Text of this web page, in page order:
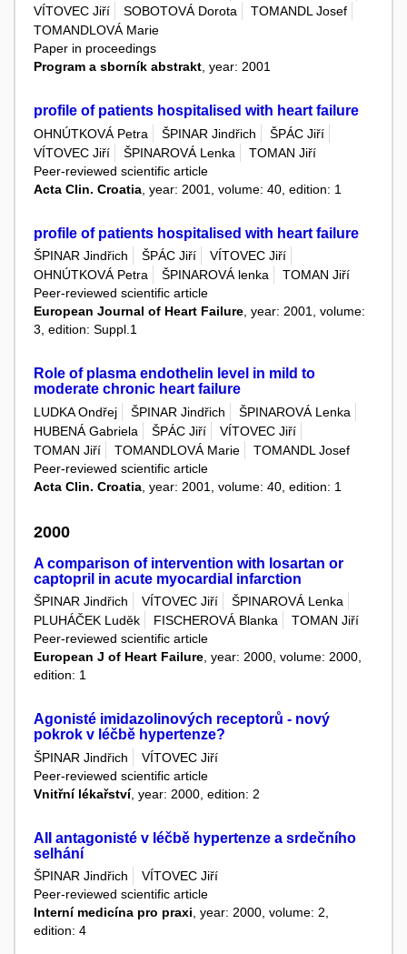
VÍTOVEC Jiří
SOBOTOVÁ Dorota
TOMANDL Josef
TOMANDLOVÁ Marie
Paper in proceedings
Program a sborník abstrakt, year: 2001
profile of patients hospitalised with heart failure
OHNÚTKOVÁ Petra ŠPINAR Jindřich
ŠPÁC Jiří
VÍTOVEC Jiří
ŠPINAROVÁ Lenka
TOMAN Jiří
Peer-reviewed scientific article
Acta Clin. Croatia , year: 2001, volume: 40, edition: 1
profile of patients hospitalised with heart failure
ŠPINAR Jindřich ŠPÁC Jiří
VÍTOVEC Jiří
OHNÚTKOVÁ Petra
ŠPINAROVÁ lenka
TOMAN Jiří
Peer-reviewed scientific article
European Journal of Heart Failure, year: 2001, volume:
3, edition: Suppl.1
Role of plasma endothelin level in mild to
moderate chronic heart failure
LUDKA Ondřej ŠPINAR Jindřich
ŠPINAROVÁ Lenka
HUBENÁ Gabriela
ŠPÁC Jiří
VÍTOVEC Jiří
TOMAN Jiří
TOMANDLOVÁ Marie
TOMANDL Josef
Peer-reviewed scientific article
Acta Clin. Croatia, year: 2001, volume: 40, edition: 1
2000
A comparison of intervention with losartan or
captopril in acute myocardial infarction
ŠPINAR Jindřich VÍTOVEC Jiří
ŠPINAROVÁ Lenka
PLUHÁČEK Luděk
FISCHEROVÁ Blanka
TOMAN Jiří
Peer-reviewed scientific article
European J of Heart Failure, year: 2000, volume: 2000,
edition: 1
Agonisté imidazolinových receptorů - nový
pokrok v léčbě hypertenze?
ŠPINAR Jindřich
VÍTOVEC Jiří
Peer-reviewed scientific article
Vnitřní lékařství, year: 2000, edition: 2
AII antagonisté v léčbě hypertenze a srdečního
selhání
ŠPINAR Jindřich
VÍTOVEC Jiří
Peer-reviewed scientific article
Interní medicína pro praxi , year: 2000, volume: 2,
edition: 4